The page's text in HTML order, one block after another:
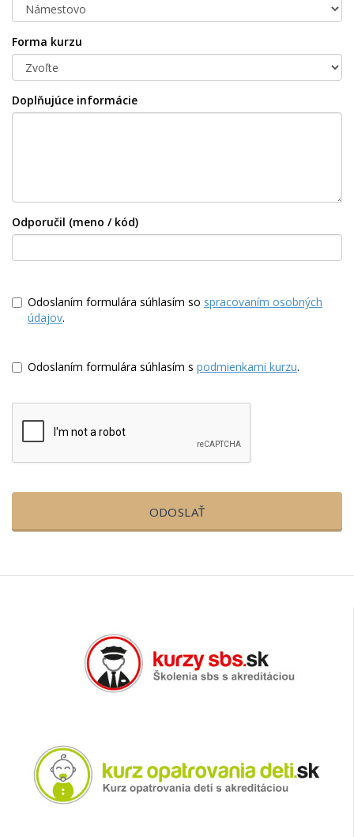
Forma kurzu
Doplňujúce informácie
Odporučil (meno / kód)
Odoslaním formulára súhlasím so spracovaním osobných
údajov.
Odoslaním formulára súhlasím s podmienkami kurzu.
ODOSLAŤ